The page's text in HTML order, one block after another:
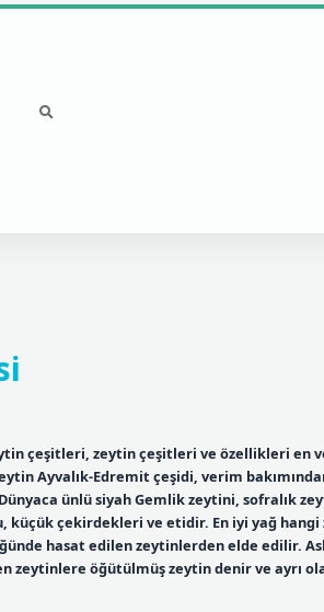
çeşitleri, zeytin çeşitleri ve özellikleri en
Ayvalık-Edremit çeşidi, verim
ünlü siyah Gemlik zeytini, sofralık
çekirdekleri ve etidir. En iyi yağ hangi
hasat edilen zeytinlerden elde edilir.
zeytinlere öğütülmüş zeytin denir ve ayrı